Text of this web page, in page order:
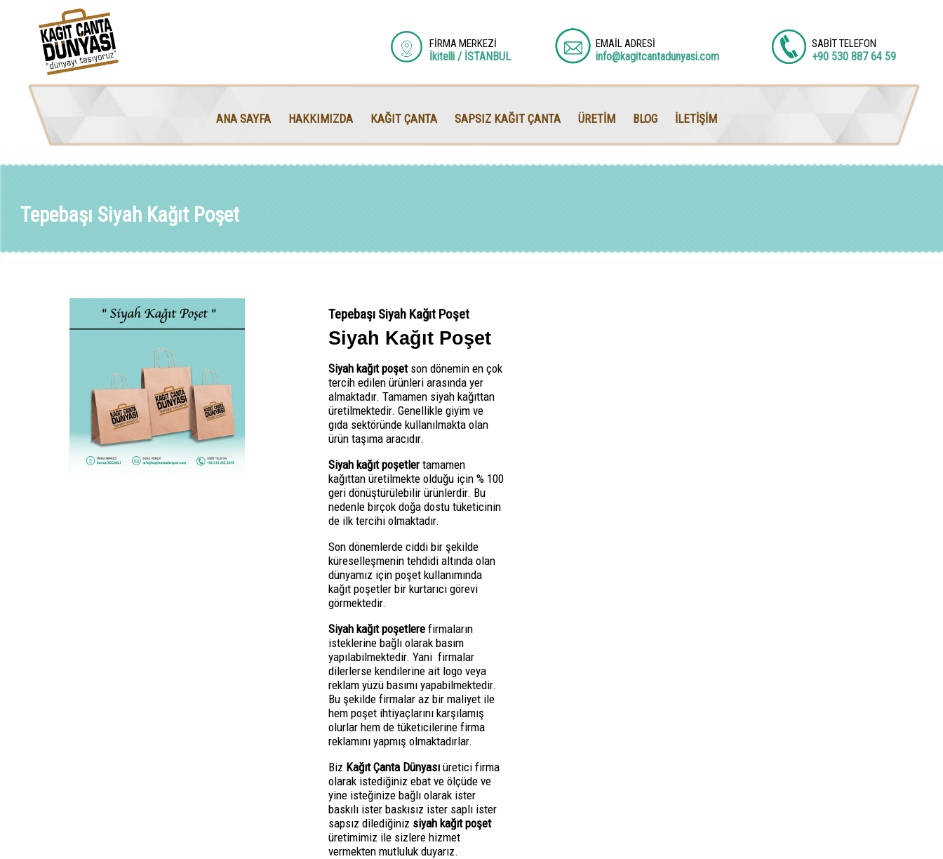
FİRMA MERKEZİ
İkitelli / İSTANBUL
EMAİL ADRESİ
info@kagitcantadunyasi.com
SABİT TELEFON
+90 530 887 64 59
ANA SAYFA HAKKIMIZDA KAĞIT ÇANTA SAPSIZ KAĞIT ÇANTA ÜRETİM BLOG İLETİŞİM
Tepebaşı Siyah Kağıt Poşet
Tepebaşı Siyah Kağıt Poşet
Siyah Kağıt Poşet
Siyah kağıt poşetson dönemin en çok
tercih edilen ürünleri arasında yer
almaktadır. Tamamen siyah kağıttan
üretilmektedir. Genellikle giyim ve
gıda sektöründe kullanılmakta olan
ürün taşıma aracıdır.
Siyah kağıt poşetlertamamen
kağıttan üretilmekte olduğu için % 100
geri dönüştürülebilir ürünlerdir. Bu
nedenle birçok doğa dostu tüketicinin
de ilk tercihi olmaktadır.
Son dönemlerde ciddi bir şekilde
küreselleşmenin tehdidi altında olan
dünyamız için poşet kullanımında
kağıt poşetler bir kurtarıcı görevi
görmektedir.
Siyah kağıt poşetlere firmaların
isteklerine bağlı olarak basım
yapılabilmektedir. Yani firmalar
dilerlerse kendilerine ait logo veya
reklam yüzü basımı yapabilmektedir.
Bu şekilde firmalar az bir maliyet ile
hem poşet ihtiyaçlarını karşılamış
olurlar hem de tüketicilerine firma
reklamını yapmış olmaktadırlar.
Biz Kağıt Çanta Dünyası üretici firma
olarak istediğiniz ebat ve ölçüde ve
yine isteğinize bağlı olarak ister
baskılı ister baskısız ister saplı ister
sapsız dilediğiniz siyah kağıt poşet
üretimimiz ile sizlere hizmet
vermekten mutluluk duyarız.